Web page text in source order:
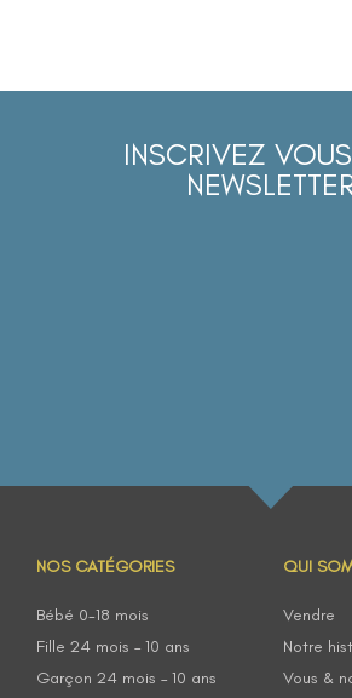
INSCRIVEZ
NOS CATÉGORIES
Bébé 0-18 mois
Fille 24 mois – 10 ans
Garçon 24 mois – 10 ans
QUI
Vendre
Notre
Vous &